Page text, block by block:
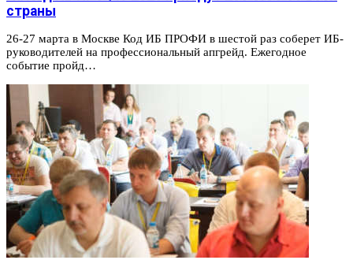
страны
26-27 марта в Москве Код ИБ ПРОФИ в шестой раз соберет ИБ-
руководителей на профессиональный апгрейд. Ежегодное
событие пройд…